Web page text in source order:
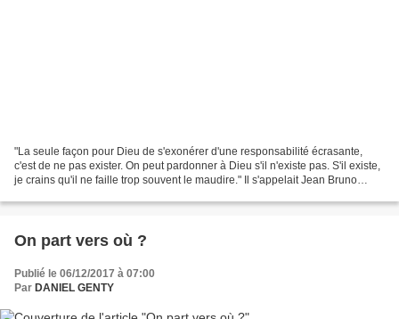
"La seule façon pour Dieu de s'exonérer d'une responsabilité écrasante,
c'est de ne pas exister. On peut pardonner à Dieu s'il n'existe pas. S'il existe,
je crains qu'il ne faille trop souvent le maudire." Il s'appelait Jean Bruno
On part vers où ?
Publié le 06/12/2017 à 07:00
Par DANIEL GENTY